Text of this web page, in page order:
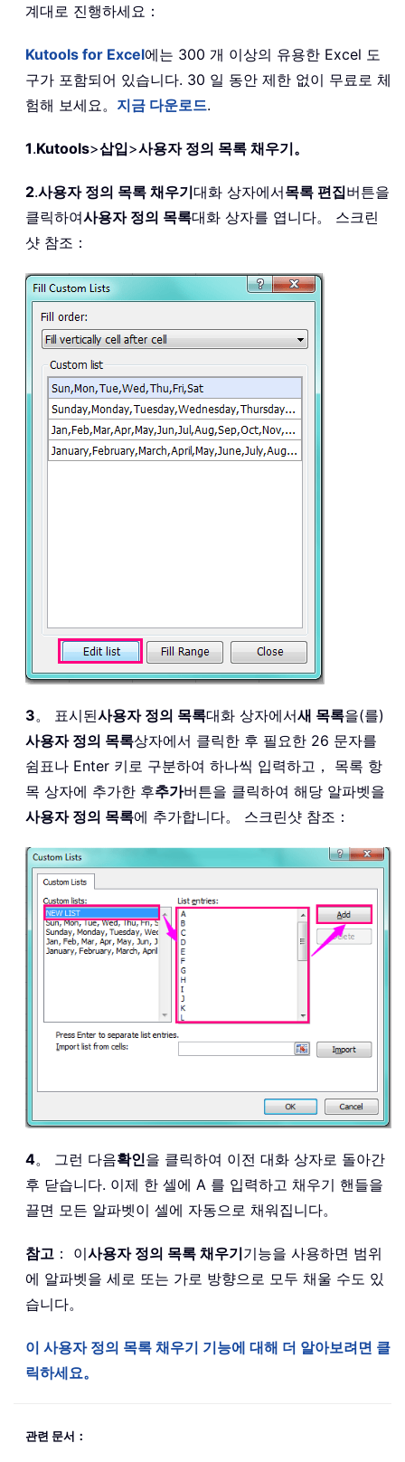
계대로 진행하세요：
Kutools for Excel에는 300 개 이상의 유용한 Excel 도
구가 포함되어 있습니다. 30 일 동안 제한 없이 무료로 체
험해 보세요。 지금 다운로드.
1.Kutools>삽입>사용자 정의 목록 채우기。
2.사용자 정의 목록 채우기대화 상자에서목록 편집버튼을
클릭하여사용자 정의 목록대화 상자를 엽니다。 스크린
샷 참조：
3。 표시된사용자 정의 목록대화 상자에서새 목록을(를)
사용자 정의 목록상자에서 클릭한 후 필요한 26 문자를
쉼표나 Enter 키로 구분하여 하나씩 입력하고， 목록 항
목 상자에 추가한 후추가버튼을 클릭하여 해당 알파벳을
사용자 정의 목록에 추가합니다。 스크린샷 참조：
4。 그런 다음확인을 클릭하여 이전 대화 상자로 돌아간
후 닫습니다. 이제 한 셀에 A 를 입력하고 채우기 핸들을
끌면 모든 알파벳이 셀에 자동으로 채워집니다。
참고 ： 이사용자 정의 목록 채우기기능을 사용하면 범위
에 알파벳을 세로 또는 가로 방향으로 모두 채울 수도 있
습니다。
이 사용자 정의 목록 채우기 기능에 대해 더 알아보려면 클
릭하세요。
관련 문서：